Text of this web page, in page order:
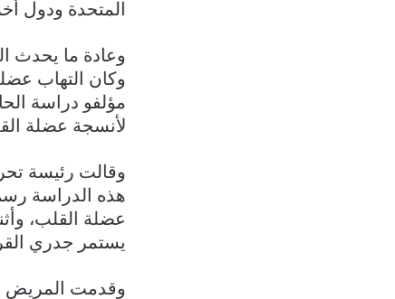
المتحدة ودول
وعادة ما يحدث
وكان التهاب
مؤلفو دراسة
لأنسجة عضلة
وقالت رئيسة
عضلة القلب،
يستمر جدري